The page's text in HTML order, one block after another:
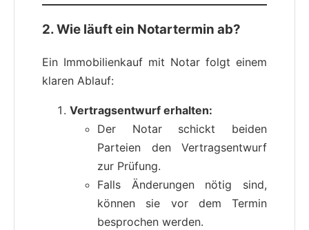
2. Wie läuft ein Notartermin ab?
Ein Immobilienkauf mit Notar folgt einem
klaren Ablauf:
Vertragsentwurf erhalten:
Der Notar schickt beiden
Parteien den Vertragsentwurf
zur Prüfung.
Falls Änderungen nötig sind,
können sie vor dem Termin
besprochen werden.